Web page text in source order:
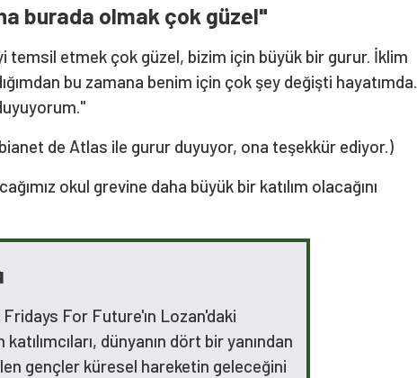
burada olmak çok güzel"
temsil etmek çok güzel, bizim için büyük bir gurur. İklim
bu zamana benim için çok şey değişti hayatımda.
de Atlas ile gurur duyuyor, ona teşekkür ediyor.)
okul grevine daha büyük bir katılım olacağını
Fridays For Future'ın Lozan'daki
katılımcıları, dünyanın dört bir yanından
gençler küresel hareketin geleceğini